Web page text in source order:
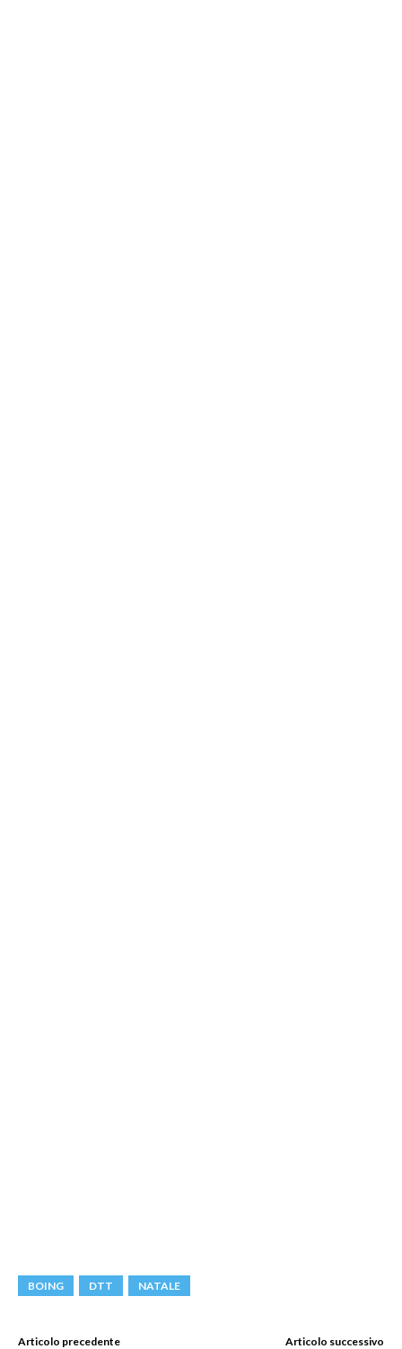
BOING DTT NATALE
Articolo precedente Articolo successivo